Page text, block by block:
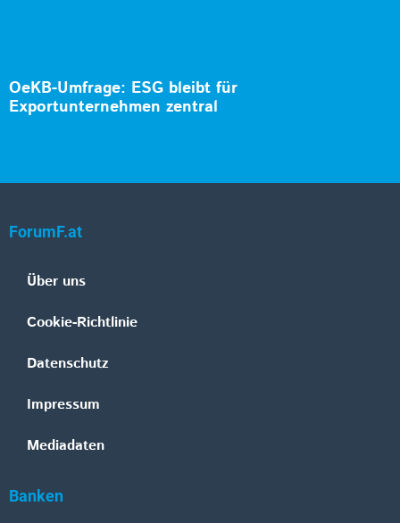
OeKB-Umfrage: ESG bleibt für
Exportunternehmen zentral
ForumF.at
Über uns
Cookie-Richtlinie
Datenschutz
Impressum
Mediadaten
Banken